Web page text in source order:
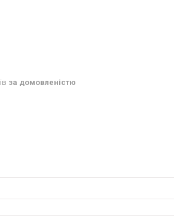
за домовленістю